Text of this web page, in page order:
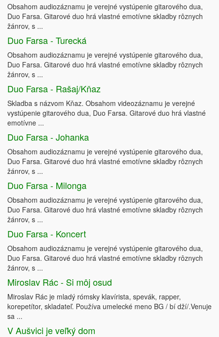
Obsahom audiozáznamu je verejné vystúpenie gitarového dua,
Duo Farsa. Gitarové duo hrá vlastné emotívne skladby rôznych
žánrov, s ...
Duo Farsa - Turecká
Obsahom audiozáznamu je verejné vystúpenie gitarového dua,
Duo Farsa. Gitarové duo hrá vlastné emotívne skladby rôznych
žánrov, s ...
Duo Farsa - Rašaj/Kňaz
Skladba s názvom Kňaz. Obsahom videozáznamu je verejné
vystúpenie gitarového dua, Duo Farsa. Gitarové duo hrá vlastné
emotívne ...
Duo Farsa - Johanka
Obsahom audiozáznamu je verejné vystúpenie gitarového dua,
Duo Farsa. Gitarové duo hrá vlastné emotívne skladby rôznych
žánrov, s ...
Duo Farsa - Milonga
Obsahom audiozáznamu je verejné vystúpenie gitarového dua,
Duo Farsa. Gitarové duo hrá vlastné emotívne skladby rôznych
žánrov, s ...
Duo Farsa - Koncert
Obsahom audiozáznamu je verejné vystúpenie gitarového dua,
Duo Farsa. Gitarové duo hrá vlastné emotívne skladby rôznych
žánrov, s ...
Miroslav Rác - Si môj osud
Miroslav Rác je mladý rómsky klavírista, spevák, rapper,
korepetítor, skladateľ. Používa umelecké meno BG / bí dží/.Venuje
sa ...
V Aušvici je veľký dom